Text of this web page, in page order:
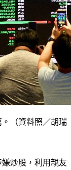
萬元。檢調兵